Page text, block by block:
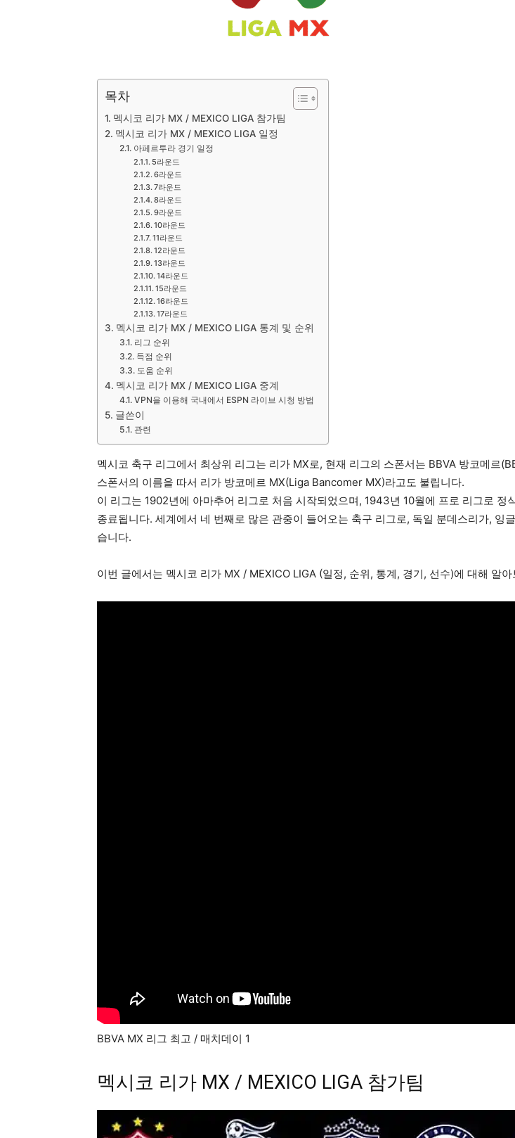
목차
멕시코 리가 MX / MEXICO LIGA 참가팀
멕시코 리가 MX / MEXICO LIGA 일정
아페르투라 경기 일정
5라운드
6라운드
7라운드
8라운드
9라운드
10라운드
11라운드
12라운드
13라운드
14라운드
15라운드
16라운드
17라운드
멕시코 리가 MX / MEXICO LIGA 통계 및 순위
리그 순위
득점 순위
도움 순위
멕시코 리가 MX / MEXICO LIGA 중계
VPN을 이용해 국내에서 ESPN 라이브 시청 방법
글쓴이
관련
멕시코 축구 리그에서 최상위 리그는 리가 MX로, 현재 리그의 스폰서는 BBVA 방코메르
스폰서의 이름을 따서 리가 방코메르 MX(Liga Bancomer MX)라고도 불립니다.
이 리그는 1902년에 아마추어 리그로 처음 시작되었으며, 1943년 10월에 프로 리그로
종료됩니다. 세계에서 네 번째로 많은 관중이 들어오는 축구 리그로, 독일 분데스리가,
습니다.
이번 글에서는 멕시코 리가 MX / MEXICO LIGA (일정, 순위, 통계, 경기, 선수)에 대해 알
BBVA MX 리그 최고 / 매치데이 1
멕시코 리가 MX / MEXICO LIGA 참가팀